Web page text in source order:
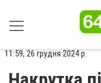
11:59, 26 грудня 2024 р.